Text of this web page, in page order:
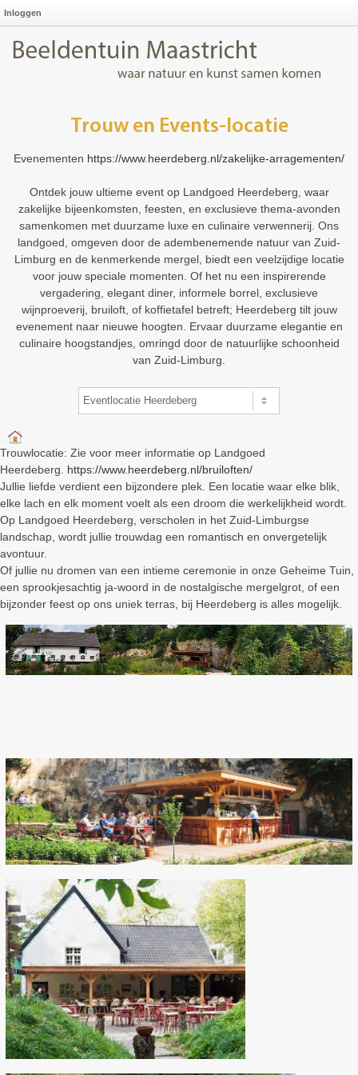
Inloggen
Trouw en Events-locatie
Evenementen https://www.heerdeberg.nl/zakelijke-arragementen/
Ontdek jouw ultieme event op Landgoed Heerdeberg, waar
zakelijke bijeenkomsten, feesten, en exclusieve thema-avonden
samenkomen met duurzame luxe en culinaire verwennerij. Ons
landgoed, omgeven door de adembenemende natuur van Zuid-
Limburg en de kenmerkende mergel, biedt een veelzijdige locatie
voor jouw speciale momenten. Of het nu een inspirerende
vergadering, elegant diner, informele borrel, exclusieve
wijnproeverij, bruiloft, of koffietafel betreft; Heerdeberg tilt jouw
evenement naar nieuwe hoogten. Ervaar duurzame elegantie en
culinaire hoogstandjes, omringd door de natuurlijke schoonheid
van Zuid-Limburg.
Trouwlocatie: Zie voor meer informatie op Landgoed
Heerdeberg. https://www.heerdeberg.nl/bruiloften/
Jullie liefde verdient een bijzondere plek. Een locatie waar elke blik,
elke lach en elk moment voelt als een droom die werkelijkheid wordt.
Op Landgoed Heerdeberg, verscholen in het Zuid-Limburgse
landschap, wordt jullie trouwdag een romantisch en onvergetelijk
avontuur.
Of jullie nu dromen van een intieme ceremonie in onze Geheime Tuin,
een sprookjesachtig ja-woord in de nostalgische mergelgrot, of een
bijzonder feest op ons uniek terras, bij Heerdeberg is alles mogelijk.